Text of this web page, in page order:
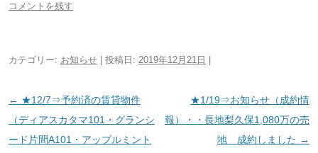
コメントを残す
カテゴリー: お知らせ | 投稿日: 2019年12月21日
投
稿
ナ
← ★12/7⇒予約済の賃貸物件
（ディアスカタマ101・グランシ
ード片間A101・アップルミント
★1/19⇒お知らせ（成約情
報）・・長地梨久保1,080万の売
地 成約しました →